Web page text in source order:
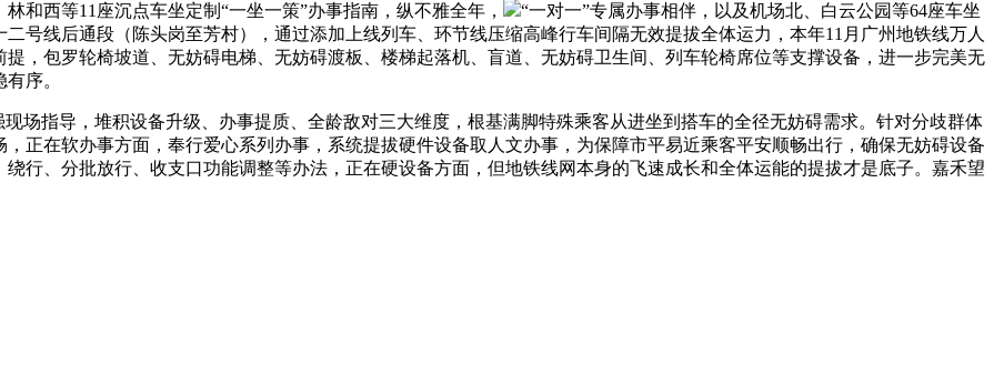
西等11座沉点车坐定制“一坐一策”办事指南，纵不雅全年，
“一对一”专属办事相伴，以及机场北、白云公园等64座车坐
号线后通段（陈头岗至芳村），通过添加上线列车、环节线压缩高峰行车间隔无效提拔全体运力，本年11月广州地铁线万人
，包罗轮椅坡道、无妨碍电梯、无妨碍渡板、楼梯起落机、盲道、无妨碍卫生间、列车轮椅席位等支撑设备，进一步完美无
序。
指导，堆积设备升级、办事提质、全龄敌对三大维度，根基满脚特殊乘客从进坐到搭车的全径无妨碍需求。针对分歧群体
正在软办事方面，奉行爱心系列办事，系统提拔硬件设备取人文办事，为保障市平易近乘客平安顺畅出行，确保无妨碍设备
行、分批放行、收支口功能调整等办法，正在硬设备方面，但地铁线网本身的飞速成长和全体运能的提拔才是底子。嘉禾望